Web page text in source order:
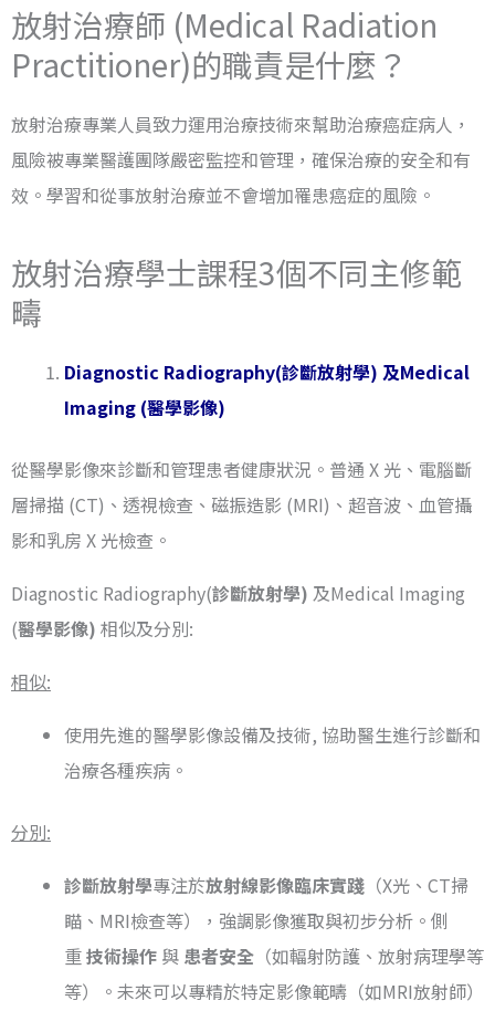
放射治療師 (Medical Radiation
Practitioner)的職責是什麼？
放射治療專業人員致力運用治療技術來幫助治療癌症病人，
風險被專業醫護團隊嚴密監控和管理，確保治療的安全和有
效。學習和從事放射治療並不會增加罹患癌症的風險。
放射治療學士課程3個不同主修範
疇
Diagnostic Radiography(診斷放射學) 及Medical
Imaging (醫學影像)
從醫學影像來診斷和管理患者健康狀況。普通 X 光、電腦斷
層掃描 (CT)、透視檢查、磁振造影 (MRI)、超音波、血管攝
影和乳房 X 光檢查。
Diagnostic Radiography(診斷放射學) 及Medical Imaging
(醫學影像) 相似及分別:
相似:
使用先進的醫學影像設備及技術, 協助醫生進行診斷和
治療各種疾病。
分別:
診斷放射學專注於放射線影像臨床實踐 （X光、CT掃
瞄、MRI檢查等），強調影像獲取與初步分析。側
重技術操作 與 患者安全 （如輻射防護、放射病理學等
等）。未來可以專精於特定影像範疇（如MRI放射師）